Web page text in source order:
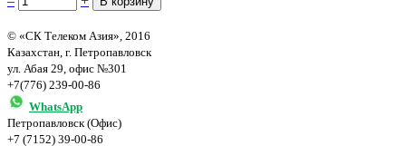
© «СК Телеком Азия», 2016
Казахстан, г. Петропавловск
ул. Абая 29, офис №301
+7(776) 239-00-86
WhatsApp
Петропавловск (Офис)
+7 (7152) 39-00-86